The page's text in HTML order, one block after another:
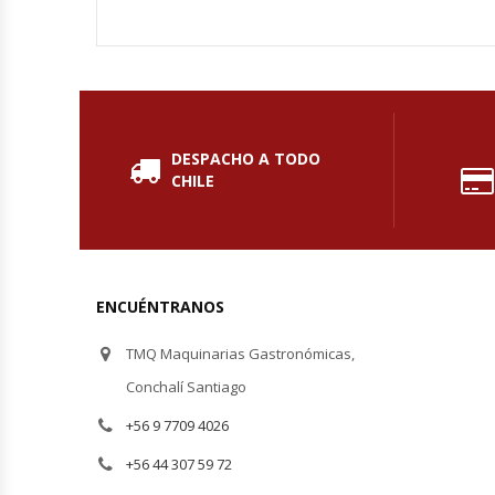
Hornos Industriales
Lavavajillas
Licuadoras Industriales
Mesones De Trabajo
Mesones Refrigerados
DESPACHO A TODO
CHILE
ENCUÉNTRANOS
TMQ Maquinarias Gastronómicas,
Conchalí Santiago
+56 9 7709 4026
+56 44 307 59 72